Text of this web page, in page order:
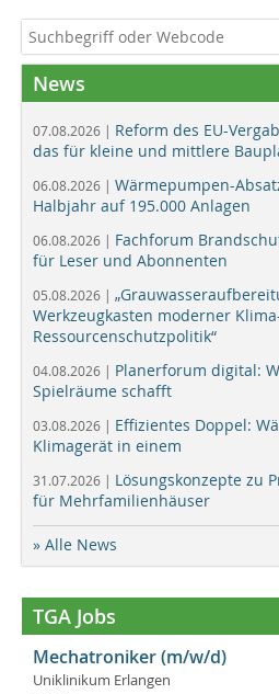
News
07.08.2026 | Reform des EU-
das für kleine und mittlere
06.08.2026 | Wärmepumpen-
Halbjahr auf 195.000 Anlagen
06.08.2026 | Fachforum
für Leser und Abonnenten
05.08.2026 |
Werkzeugkasten moderner
Ressourcenschutzpolitik“
04.08.2026 | Planerforum digital:
Spielräume schafft
03.08.2026 | Effizientes Doppel:
Klimagerät in einem
31.07.2026 | Lösungskonzepte zu
für Mehrfamilienhäuser
» Alle News
TGA Jobs
Mechatroniker (m/w/d)
Uniklinikum Erlangen